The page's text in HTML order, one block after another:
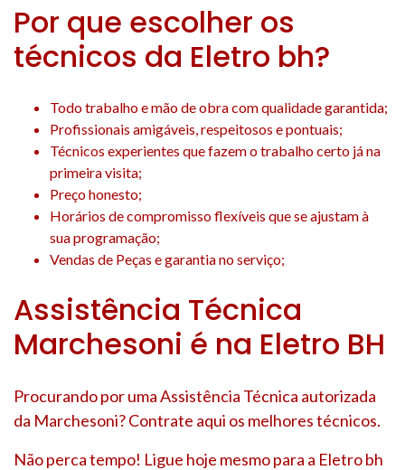
Por que escolher os
técnicos da Eletro bh?
Todo trabalho e mão de obra com qualidade garantida;
Profissionais amigáveis, respeitosos e pontuais;
Técnicos experientes que fazem o trabalho certo já na
primeira visita;
Preço honesto;
Horários de compromisso flexíveis que se ajustam à
sua programação;
Vendas de Peças e garantia no serviço;
Assistência Técnica
Marchesoni é na Eletro BH
Procurando por uma Assistência Técnica autorizada
da Marchesoni? Contrate aqui os melhores técnicos.
Não perca tempo! Ligue hoje mesmo para a Eletro bh